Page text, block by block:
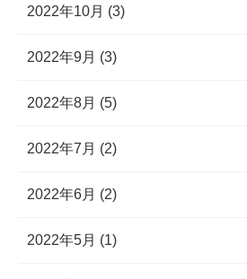
2022年10月 (3)
2022年9月 (3)
2022年8月 (5)
2022年7月 (2)
2022年6月 (2)
2022年5月 (1)